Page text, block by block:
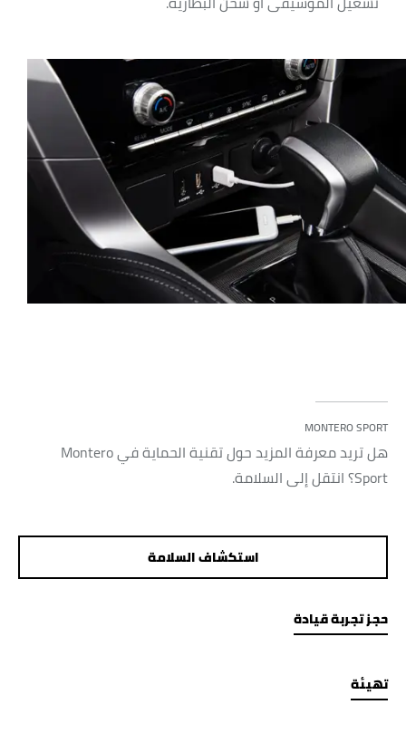
MONTERO SPORT
هل تريد معرفة المزيد حول تقنية الحماية في Montero
Sport؟ انتقل إلى السلامة.
استكشاف السلامة
حجز تجربة قيادة
تهيئة